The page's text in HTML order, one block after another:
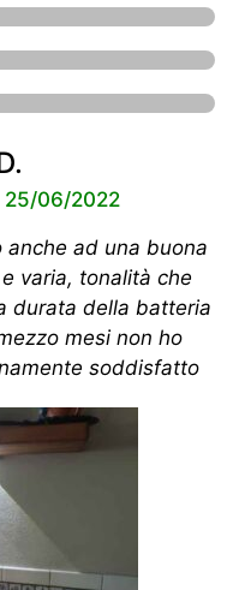
25/06/2022
ad una buona
varia, tonalità che
durata della batteria
mesi non ho
soddisfatto